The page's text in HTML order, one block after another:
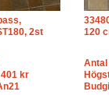
2st
kr
120
Antal